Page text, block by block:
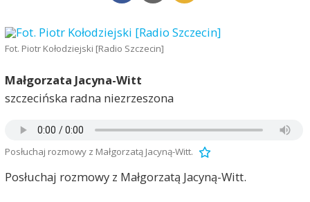
Fot. Piotr Kołodziejski [Radio Szczecin]
Małgorzata Jacyna-Witt
szczecińska radna niezrzeszona
Posłuchaj rozmowy z Małgorzatą Jacyną-Witt.
Posłuchaj rozmowy z Małgorzatą Jacyną-Witt.